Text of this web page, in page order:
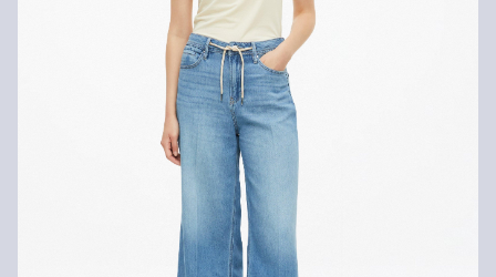
Nije prikladno za kemijsko čišćenje